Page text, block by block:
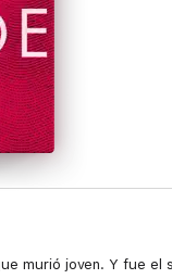
murió joven. Y fue